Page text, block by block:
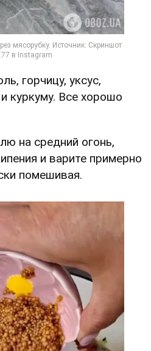
горчицу, уксус,
куркуму. Все хорошо
на средний огонь,
и варите примерно
помешивая.